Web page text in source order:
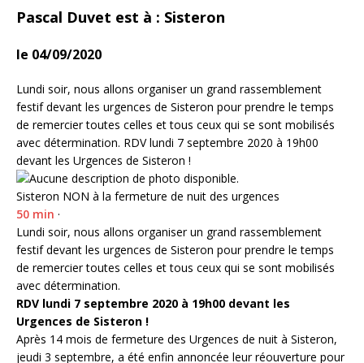
Pascal Duvet est à : Sisteron
le 04/09/2020
Lundi soir, nous allons organiser un grand rassemblement
festif devant les urgences de Sisteron pour prendre le temps
de remercier toutes celles et tous ceux qui se sont mobilisés
avec détermination. RDV lundi 7 septembre 2020 à 19h00
devant les Urgences de Sisteron !
Sisteron NON à la fermeture de nuit des urgences
50 min ·
Lundi soir, nous allons organiser un grand rassemblement
festif devant les urgences de Sisteron pour prendre le temps
de remercier toutes celles et tous ceux qui se sont mobilisés
avec détermination.
RDV lundi 7 septembre 2020 à 19h00 devant les
Urgences de Sisteron !
Après 14 mois de fermeture des Urgences de nuit à Sisteron,
jeudi 3 septembre, a été enfin annoncée leur réouverture pour